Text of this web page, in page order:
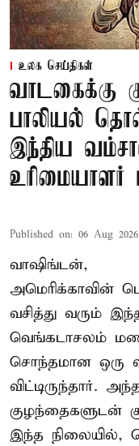
உலக செய்திகள்
வாடகைக்கு
பாலியல்
இந்திய
உரிமையாளர்
Published on: 06 Aug
வாஷிங்டன்,
அமெரிக்காவின்
வசித்து வரும்
வெங்கடாசலம்
சொந்தமான ஒரு
விட்டிருந்தார்.
குழந்தைகளுடன்
இந்த நிலையில்,